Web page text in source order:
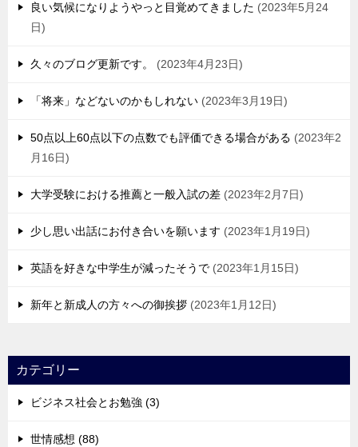
良い気候になりようやっと目覚めてきました
2023年5月24
日
久々のブログ更新です。 2023年4月23日
「将来」などないのかもしれない 2023年3月19日
50点以上60点以下の点数でも評価できる場合がある
2023年2
月16日
大学受験における推薦と一般入試の差 2023年2月7日
少し思い出話にお付き合いを願います 2023年1月19日
英語を好きな中学生が減ったそうで 2023年1月15日
新年と新成人の方々への御挨拶 2023年1月12日
カテゴリー
ビジネス社会とお勉強 (3)
世情感想 (88)